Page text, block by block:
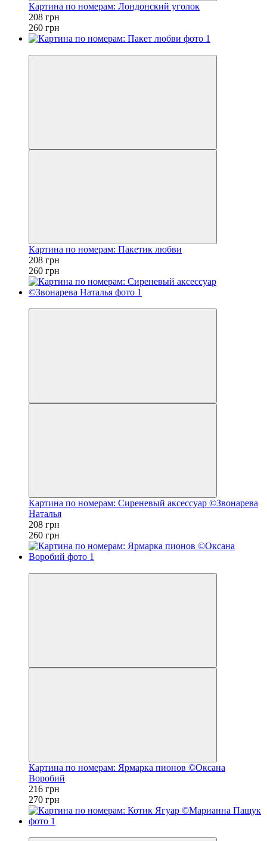
Картина по номерам: Лондонский уголок
208 грн
260 грн
Картина по номерам: Пакетик любви
208 грн
260 грн
Картина по номерам: Сиреневый аксессуар ©Звонарева
Наталья
208 грн
260 грн
Картина по номерам: Ярмарка пионов ©Оксана
Воробий
216 грн
270 грн